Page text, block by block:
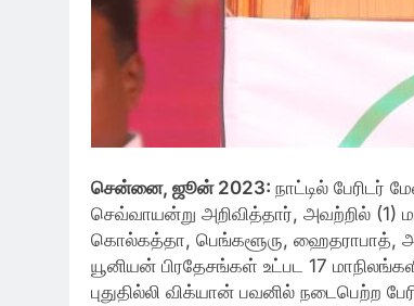
சென்னை, ஜூன் 2023: நாட்டில்
செவ்வாயன்று அறிவித்தார், அவற்றில் (1)
கொல்கத்தா, பெங்களூரு, ஹைதராபாத்,
யூனியன் பிரதேசங்கள் உட்பட 17
புதுதில்லி விக்யான் பவனில் நடைபெற்ற